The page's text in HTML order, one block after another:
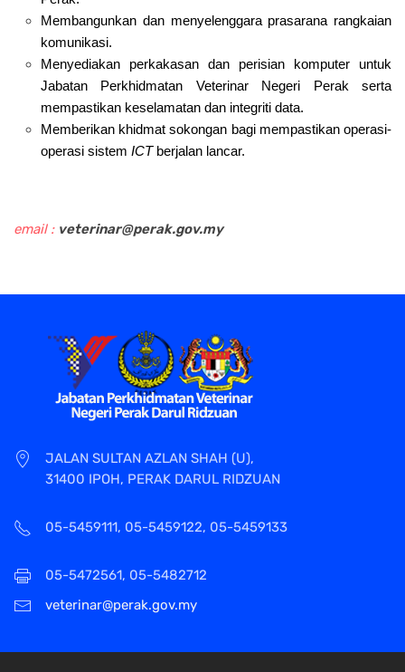
Membangunkan dan menyelenggara prasarana rangkaian
komunikasi.
Menyediakan perkakasan dan perisian komputer untuk
Jabatan Perkhidmatan Veterinar Negeri Perak serta
mempastikan keselamatan dan integriti data.
Memberikan khidmat sokongan bagi mempastikan operasi-
operasi sistem ICTberjalan lancar.
email : veterinar@perak.gov.my
JALAN SULTAN AZLAN SHAH (U),
31400 IPOH, PERAK DARUL RIDZUAN
05-5459111, 05-5459122, 05-5459133
05-5472561, 05-5482712
veterinar@perak.gov.my